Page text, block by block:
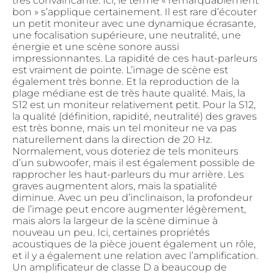
bon » s’applique certainement. Il est rare d’écouter
un petit moniteur avec une dynamique écrasante,
une focalisation supérieure, une neutralité, une
énergie et une scène sonore aussi
impressionnantes. La rapidité de ces haut-parleurs
est vraiment de pointe. L’image de scène est
également très bonne. Et la reproduction de la
plage médiane est de très haute qualité. Mais, la
S12 est un moniteur relativement petit. Pour la S12,
la qualité (définition, rapidité, neutralité) des graves
est très bonne, mais un tel moniteur ne va pas
naturellement dans la direction de 20 Hz.
Normalement, vous doteriez de tels moniteurs
d’un subwoofer, mais il est également possible de
rapprocher les haut-parleurs du mur arrière. Les
graves augmentent alors, mais la spatialité
diminue. Avec un peu d’inclinaison, la profondeur
de l’image peut encore augmenter légèrement,
mais alors la largeur de la scène diminue à
nouveau un peu. Ici, certaines propriétés
acoustiques de la pièce jouent également un rôle,
et il y a également une relation avec l’amplification.
Un amplificateur de classe D a beaucoup de